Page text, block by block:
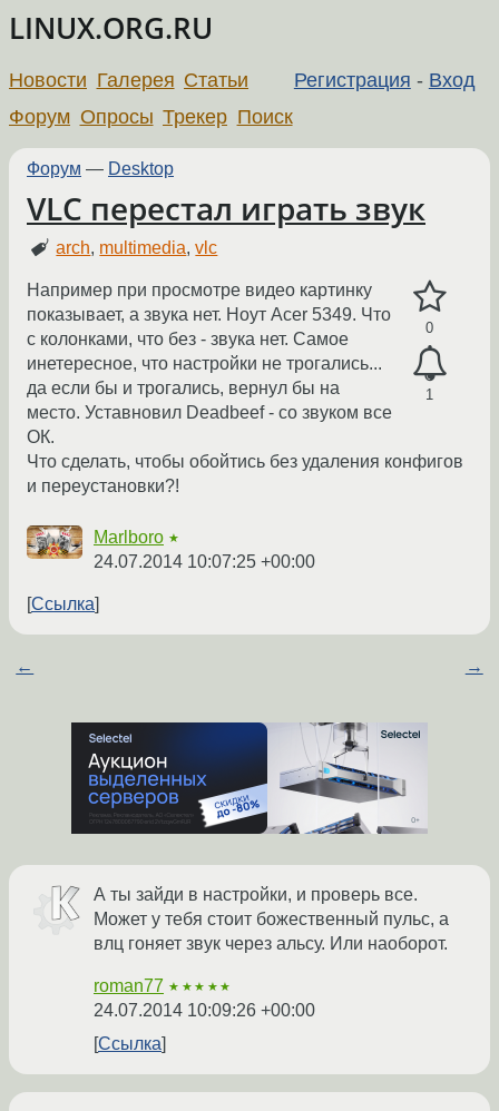
LINUX.ORG.RU
Регистрация - Вход
Новости Галерея Статьи
Форум Опросы Трекер Поиск
Форум — Desktop
VLC перестал играть звук
arch, multimedia,vlc
0
1
Например при просмотре видео картинку
показывает, а звука нет. Ноут Acer 5349. Что
с колонками, что без - звука нет. Самое
инетересное, что настройки не трогались...
да если бы и трогались, вернул бы на
место. Уставновил Deadbeef - со звуком все
ОК.
Что сделать, чтобы обойтись без удаления конфигов
и переустановки?!
Marlboro ★
24.07.2014 10:07:25 +00:00
Ссылка
← →
А ты зайди в настройки, и проверь все.
Может у тебя стоит божественный пульс, а
влц гоняет звук через альсу. Или наоборот.
roman77 ★★★★★
24.07.2014 10:09:26 +00:00
Ссылка